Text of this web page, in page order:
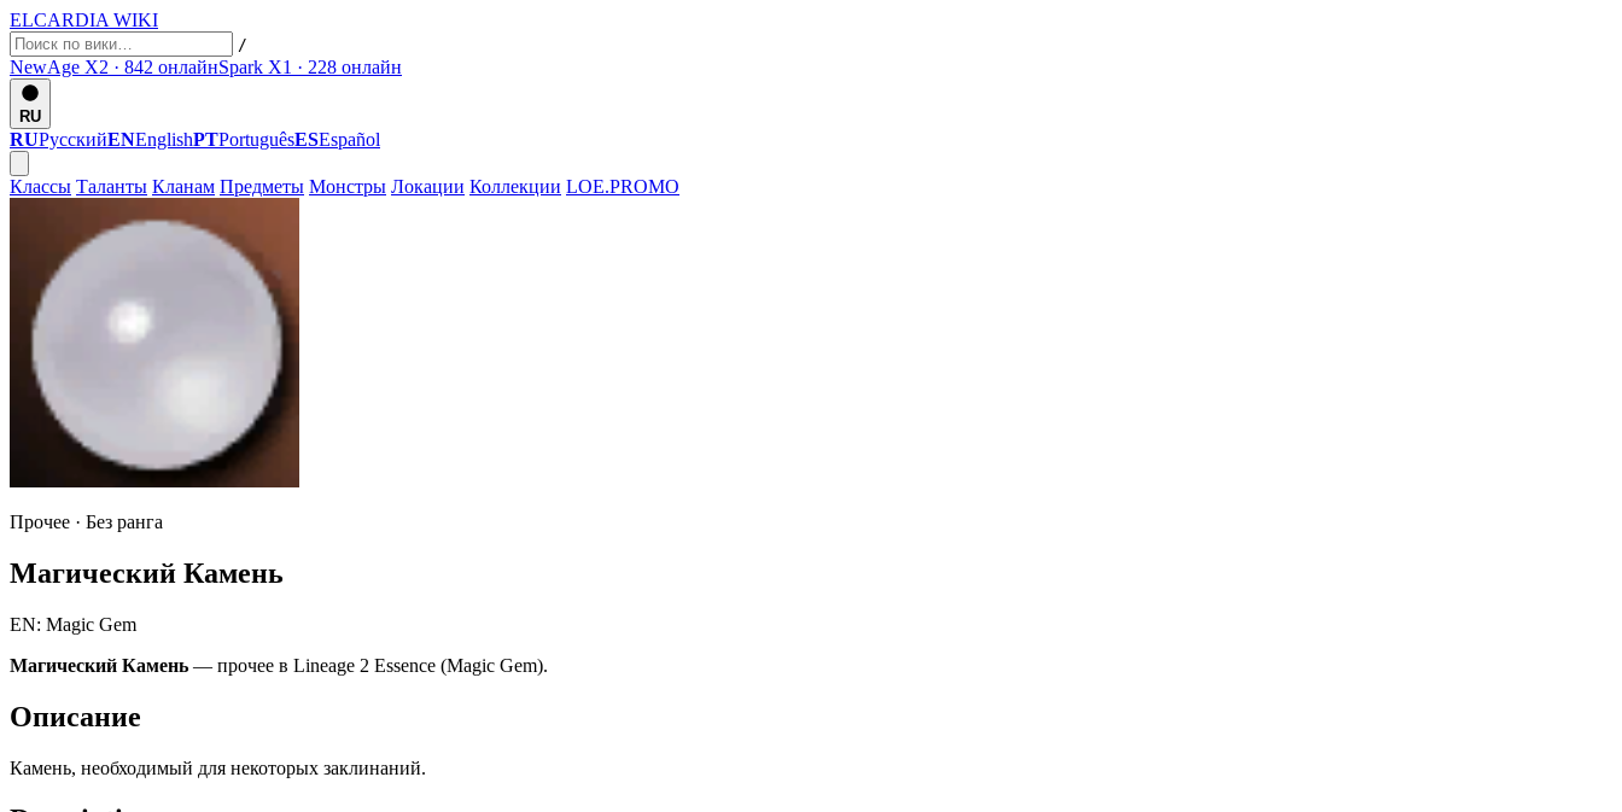
ELCARDIA WIKI
/
NewAge X2 · 842 онлайнSpark X1 · 228 онлайн
RU
RUРусскийENEnglishPTPortuguêsESEspañol
Классы Таланты Кланам Предметы Монстры Локации Коллекции LOE.PROMO
Прочее · Без ранга
Магический Камень
EN: Magic Gem
Магический Камень — прочее в Lineage 2 Essence (Magic Gem).
Описание
Камень, необходимый для некоторых заклинаний.